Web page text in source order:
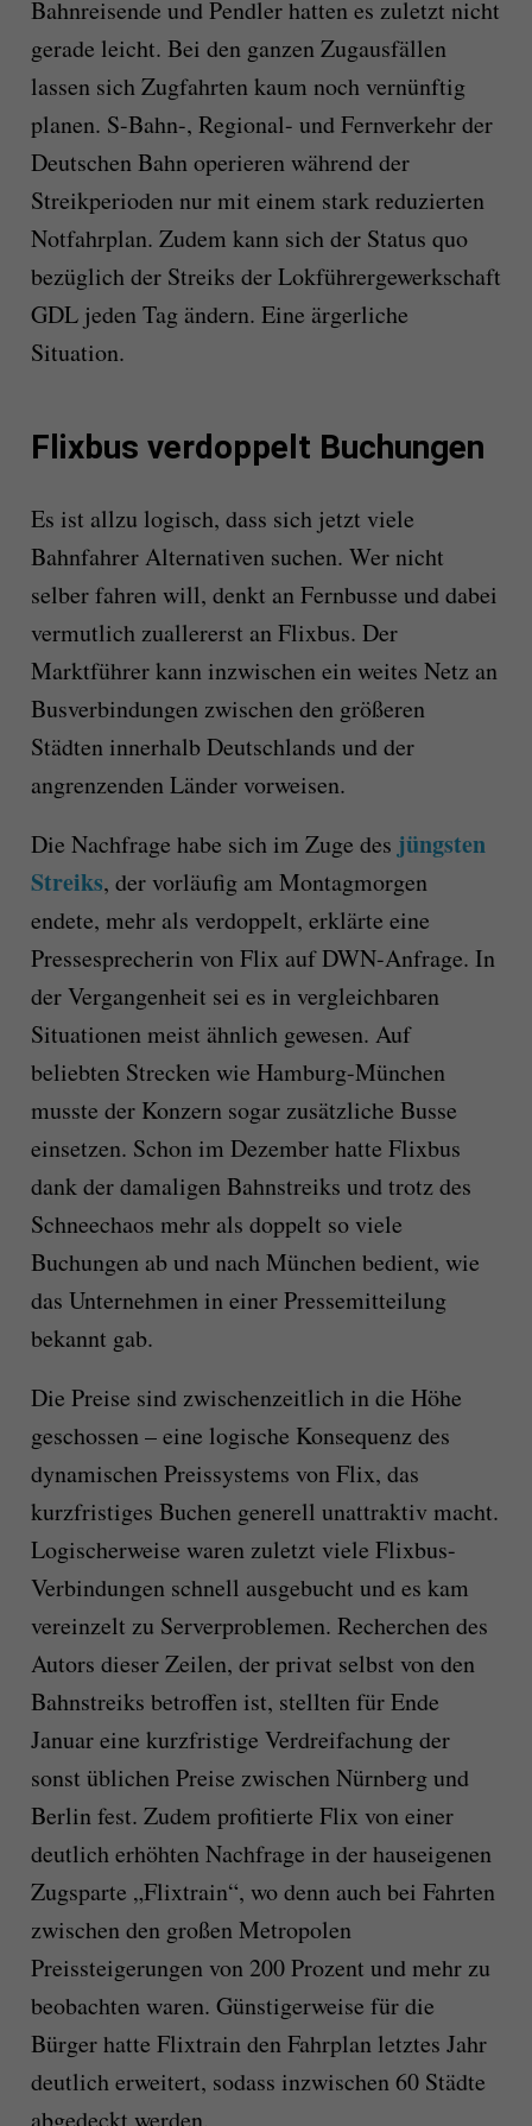
Bahnreisende und Pendler hatten es zuletzt nicht
gerade leicht. Bei den ganzen Zugausfällen
lassen sich Zugfahrten kaum noch vernünftig
planen. S-Bahn-, Regional- und Fernverkehr der
Deutschen Bahn operieren während der
Streikperioden nur mit einem stark reduzierten
Notfahrplan. Zudem kann sich der Status quo
bezüglich der Streiks der Lokführergewerkschaft
GDL jeden Tag ändern. Eine ärgerliche
Situation.
Flixbus verdoppelt Buchungen
Es ist allzu logisch, dass sich jetzt viele
Bahnfahrer Alternativen suchen. Wer nicht
selber fahren will, denkt an Fernbusse und dabei
vermutlich zuallererst an Flixbus. Der
Marktführer kann inzwischen ein weites Netz an
Busverbindungen zwischen den größeren
Städten innerhalb Deutschlands und der
angrenzenden Länder vorweisen.
Die Nachfrage habe sich im Zuge des jüngsten
Streiks, der vorläufig am Montagmorgen
endete, mehr als verdoppelt, erklärte eine
Pressesprecherin von Flix auf DWN-Anfrage. In
der Vergangenheit sei es in vergleichbaren
Situationen meist ähnlich gewesen. Auf
beliebten Strecken wie Hamburg-München
musste der Konzern sogar zusätzliche Busse
einsetzen. Schon im Dezember hatte Flixbus
dank der damaligen Bahnstreiks und trotz des
Schneechaos mehr als doppelt so viele
Buchungen ab und nach München bedient, wie
das Unternehmen in einer Pressemitteilung
bekannt gab.
Die Preise sind zwischenzeitlich in die Höhe
geschossen – eine logische Konsequenz des
dynamischen Preissystems von Flix, das
kurzfristiges Buchen generell unattraktiv macht.
Logischerweise waren zuletzt viele Flixbus-
Verbindungen schnell ausgebucht und es kam
vereinzelt zu Serverproblemen. Recherchen des
Autors dieser Zeilen, der privat selbst von den
Bahnstreiks betroffen ist, stellten für Ende
Januar eine kurzfristige Verdreifachung der
sonst üblichen Preise zwischen Nürnberg und
Berlin fest. Zudem profitierte Flix von einer
deutlich erhöhten Nachfrage in der hauseigenen
Zugsparte „Flixtrain“, wo denn auch bei Fahrten
zwischen den großen Metropolen
Preissteigerungen von 200 Prozent und mehr zu
beobachten waren. Günstigerweise für die
Bürger hatte Flixtrain den Fahrplan letztes Jahr
deutlich erweitert, sodass inzwischen 60 Städte